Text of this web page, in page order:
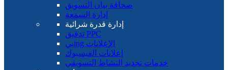
صحافة بيان التسويق
إدارة السمعة
إدارة قدرة شرائية
تدقيق PPC
بيing الإعلانات
إعلانات الفيسبوك
خدمات تجديد النشاط التسويقي